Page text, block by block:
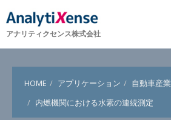
アナリティクセンス株式会社
HOME アプリケーション
自動車産業
内燃機関における水素の連続測定